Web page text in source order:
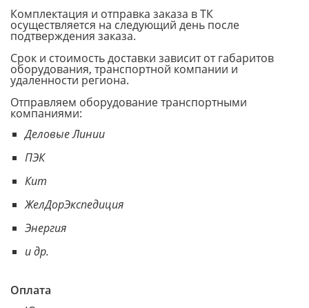
Комплектация и отправка заказа в ТК
осуществляется на следующий день после
подтверждения заказа.
Срок и стоимость доставки зависит от габаритов
оборудования, транспортной компании и
удаленности региона.
Отправляем оборудование транспортными
компаниями:
Деловые Линии
ПЭК
Кит
ЖелДорЭкспедиция
Энергия
и др.
Оплата